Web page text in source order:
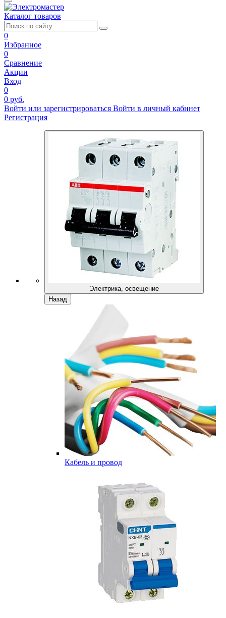
Каталог товаров
0
Избранное
0
Сравнение
Акции
Вход
0
0 руб.
Войти или зарегистрироваться Войти в личный кабинет
Регистрация
Электрика, освещение
Назад
Кабель и провод